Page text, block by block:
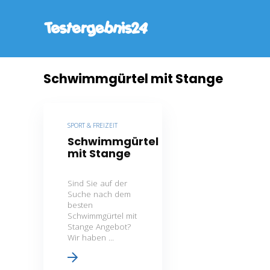
Schwimmgürtel mit Stange
SPORT & FREIZEIT
Schwimmgürtel
mit Stange
Sind Sie auf der
Suche nach dem
besten
Schwimmgürtel mit
Stange Angebot?
Wir haben ...